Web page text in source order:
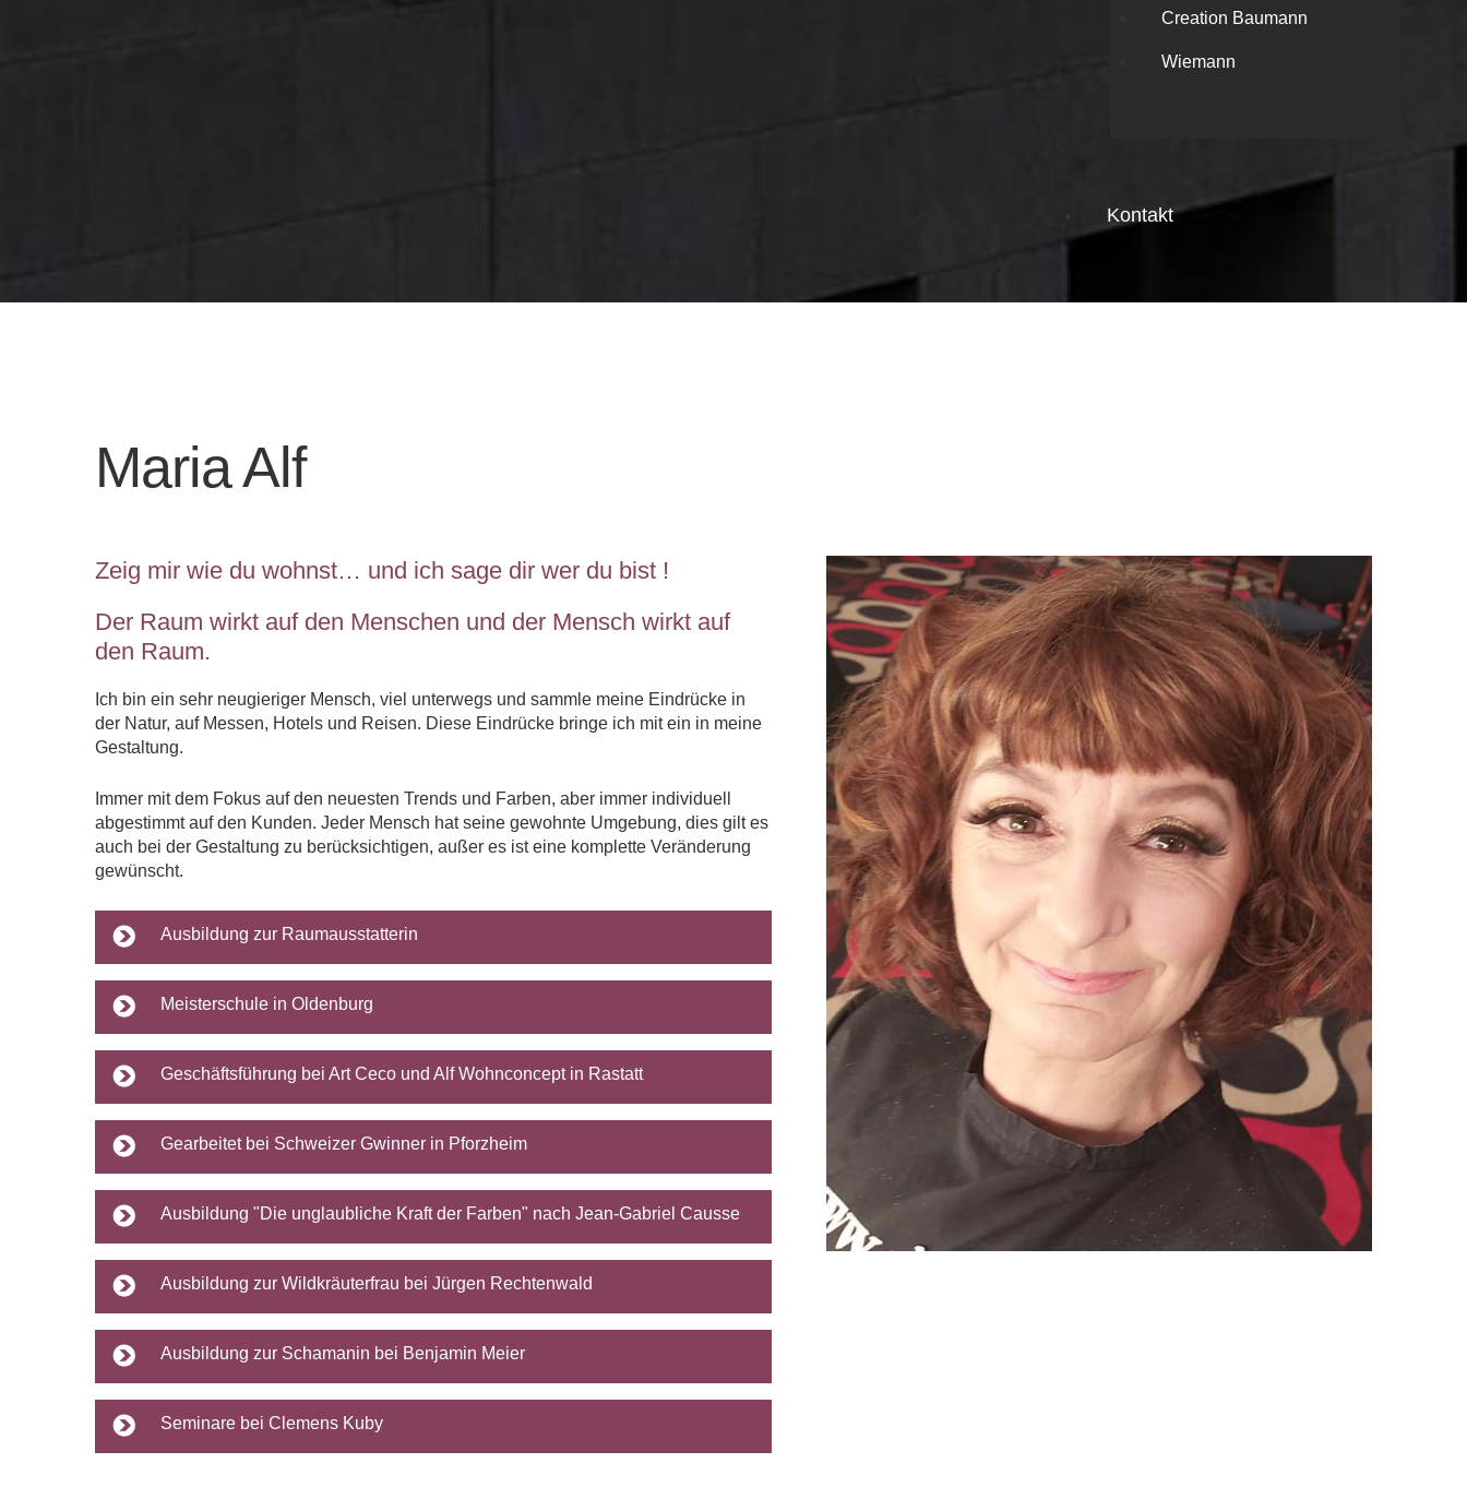
Creation Baumann
Wiemann
Kontakt
Maria Alf
Zeig mir wie du wohnst… und ich sage dir wer du bist !
Der Raum wirkt auf den Menschen und der Mensch wirkt auf
den Raum.
Ich bin ein sehr neugieriger Mensch, viel unterwegs und sammle meine Eindrücke in
der Natur, auf Messen, Hotels und Reisen. Diese Eindrücke bringe ich mit ein in meine
Gestaltung.
Immer mit dem Fokus auf den neuesten Trends und Farben, aber immer individuell
abgestimmt auf den Kunden. Jeder Mensch hat seine gewohnte Umgebung, dies gilt es
auch bei der Gestaltung zu berücksichtigen, außer es ist eine komplette Veränderung
gewünscht.
Ausbildung zur Raumausstatterin
Meisterschule in Oldenburg
Geschäftsführung bei Art Ceco und Alf Wohnconcept in Rastatt
Gearbeitet bei Schweizer Gwinner in Pforzheim
Ausbildung "Die unglaubliche Kraft der Farben" nach Jean-Gabriel Causse
Ausbildung zur Wildkräuterfrau bei Jürgen Rechtenwald
Ausbildung zur Schamanin bei Benjamin Meier
Seminare bei Clemens Kuby